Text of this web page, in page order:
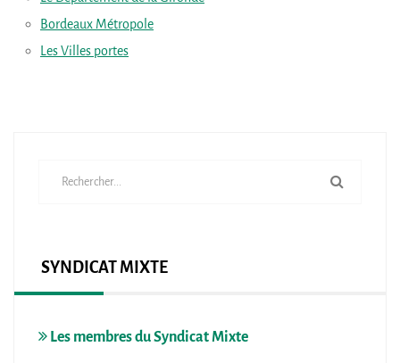
Bordeaux Métropole
Les Villes portes
SYNDICAT MIXTE
Les membres du Syndicat Mixte